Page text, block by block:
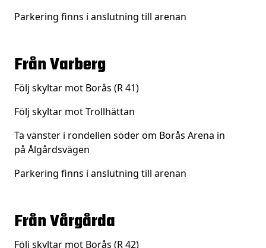
Parkering finns i anslutning till arenan
Från Varberg
Följ skyltar mot Borås (R 41)
Följ skyltar mot Trollhättan
Ta vänster i rondellen söder om Borås Arena in
på Ålgårdsvägen
Parkering finns i anslutning till arenan
Från Vårgårda
Följ skyltar mot Borås (R 42)